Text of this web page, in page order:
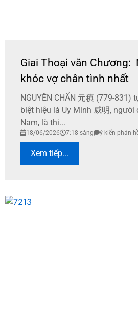
Giai Thoại văn Chương:
khóc vợ chân tình nhất
NGUYÊN CHẨN 元稹 (779-831)
biệt hiệu là Uy Minh 威明,
Nam, là thi...
18/06/2026 7:18 sáng ý kiến phản
Xem tiếp...